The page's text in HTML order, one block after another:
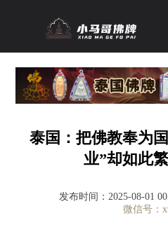
泰国：把佛教奉为
业”却如此
发布时间：2025-08-01
微信号：